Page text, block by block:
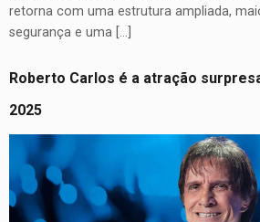
retorna com uma estrutura ampliada,
segurança e uma […]
Roberto Carlos é a atração
2025